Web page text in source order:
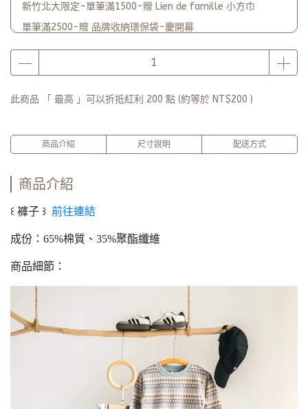
新竹北大限定-單筆滿1500-贈 Lien de famille 小方巾
單筆滿2500-贈 品牌收納環保袋-慶開幕
品牌2週年PARTY單筆滿$5000-贈【品牌多功能披肩暖毯】(數
量有限送完為止)
此商品 「 最高 」可以折抵紅利 200 點 (約等於 NT$200 )
商品介紹 尺寸說明 配送方式
商品介紹
꒰ 褲子 ꒱ 前往連結
成份：65%棉質、35%聚酯纖維
商品細節：